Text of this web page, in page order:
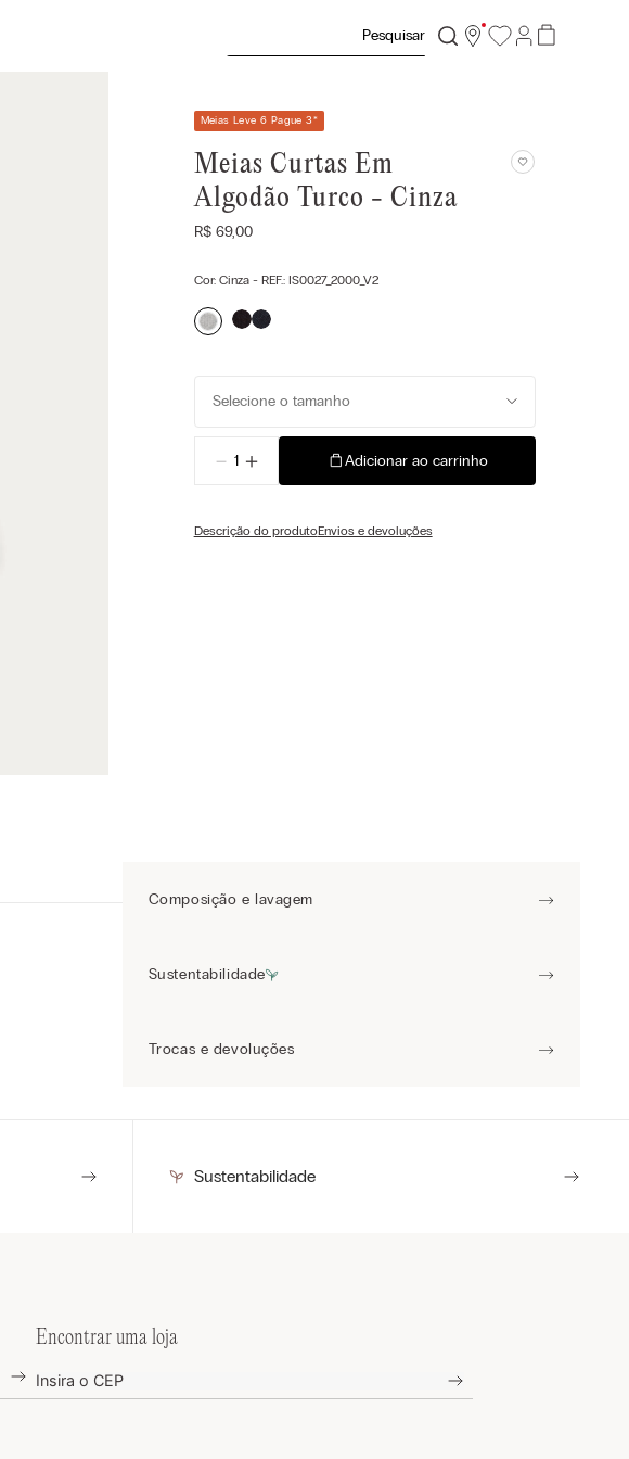
Meias Leve 6 Pague 3*
Meias Curtas Em
Algodão Turco - Cinza
R$ 69,00
Cor: Cinza- REF.: IS0027_2000_V2
Selecione o tamanho
＋
－ Adicionar ao carrinho
Descrição do produtoEnvios e devoluções
Composição e lavagem
Sustentabilidade
Trocas e devoluções
Sustentabilidade
Encontrar uma loja